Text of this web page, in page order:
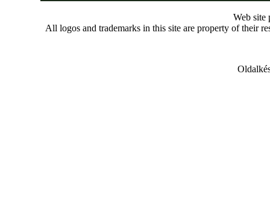
Web site
All logos and trademarks in this site are property of their